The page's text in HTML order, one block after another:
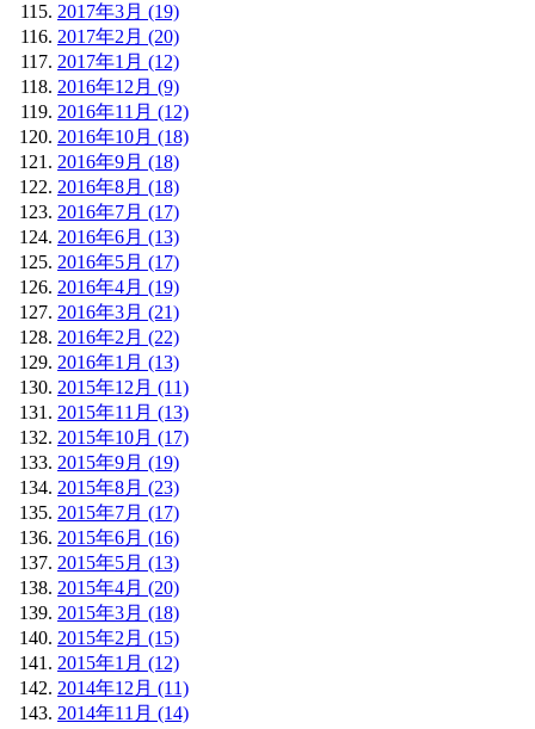
2017年3月 (19)
2017年2月 (20)
2017年1月 (12)
2016年12月 (9)
2016年11月 (12)
2016年10月 (18)
2016年9月 (18)
2016年8月 (18)
2016年7月 (17)
2016年6月 (13)
2016年5月 (17)
2016年4月 (19)
2016年3月 (21)
2016年2月 (22)
2016年1月 (13)
2015年12月 (11)
2015年11月 (13)
2015年10月 (17)
2015年9月 (19)
2015年8月 (23)
2015年7月 (17)
2015年6月 (16)
2015年5月 (13)
2015年4月 (20)
2015年3月 (18)
2015年2月 (15)
2015年1月 (12)
2014年12月 (11)
2014年11月 (14)